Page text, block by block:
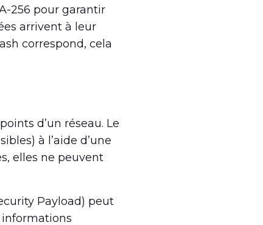
256 pour garantir
arrivent à leur
correspond, cela
d’un réseau. Le
à l’aide d’une
elles ne peuvent
Payload) peut
informations